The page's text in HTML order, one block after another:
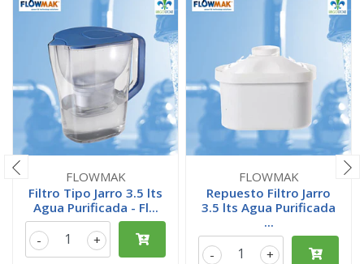
FLOWMAK
Filtro Tipo Jarro 3.5 lts
Agua Purificada - Fl...
+
-
FLOWMAK
Repuesto Filtro Jarro
3.5 lts Agua Purificada
...
+
-